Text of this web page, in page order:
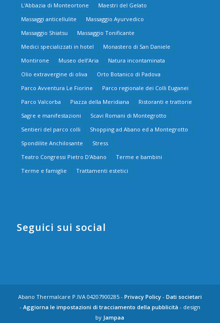
L'Abbazia di Monteortone
Maestri del Gelato
Massaggi anticellulite
Massaggio Ayurvedico
Massaggio Shiatsu
Massaggio Tonificante
Medici specializzati in hotel
Monastero di San Daniele
Montirone
Museo dell’Aria
Natura incontaminata
Olio extravergine di oliva
Orto Botanico di Padova
Parco Avventura Le Fiorine
Parco regionale dei Colli Euganei
Parco Valcorba
Piazza della Meridiana
Ristoranti e trattorie
Sagre e manifestazioni
Scavi Romani di Montegrotto
Sentieri del parco colli
Shopping ad Abano ed a Montegrotto
Spondilite Anchilosante
Stress
Teatro Congressi Pietro D'Abano
Terme e bambini
Terme e famiglie
Trattamenti estetici
Seguici sui social
Abano Thermalcare P.IVA 04207900285 - Privacy Policy- Dati societari
- Aggiorna le impostazioni di tracciamento della pubblicità - design
by Jampaa